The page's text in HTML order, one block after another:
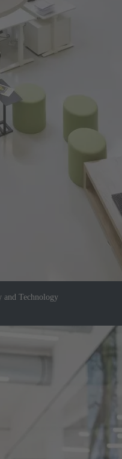
Technology